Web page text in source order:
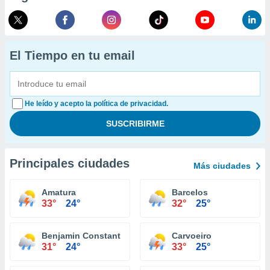
El Tiempo en tu email
He leído y acepto la política de privacidad.
Principales ciudades Más ciudades
Amatura
33° 24°
Barcelos
32° 25°
Benjamin Constant
31° 24°
Carvoeiro
33° 25°